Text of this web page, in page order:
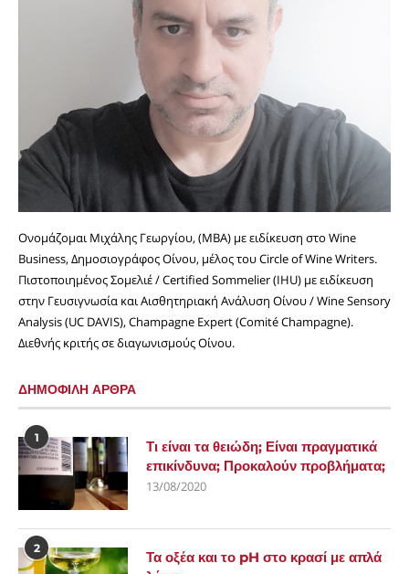
Ονομάζομαι Μιχάλης Γεωργίου, (MBA) με ειδίκευση στο Wine
Business, Δημοσιογράφος Οίνου, μέλος του Circle of Wine Writers.
Πιστοποιημένος Σομελιέ / Certified Sommelier (IHU) με ειδίκευση
στην Γευσιγνωσία και Αισθητηριακή Ανάλυση Οίνου / Wine Sensory
Analysis (UC DAVIS), Champagne Expert (Comité Champagne).
Διεθνής κριτής σε διαγωνισμούς Οίνου.
ΔΗΜΟΦΙΛΗ ΑΡΘΡΑ
1
Τι είναι τα θειώδη; Είναι πραγματικά
επικίνδυνα; Προκαλούν προβλήματα;
13/08/2020
2
Τα οξέα και το pH στο κρασί με απλά